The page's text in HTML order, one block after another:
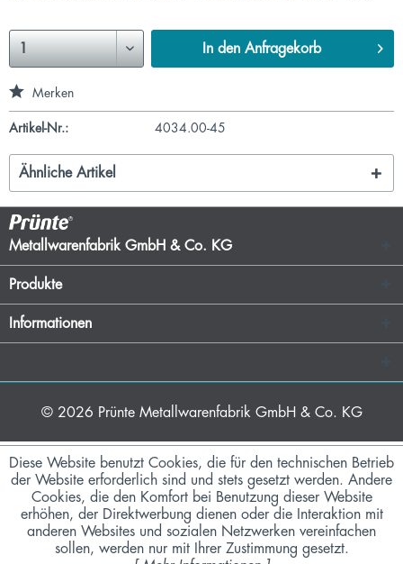
In den Anfragekorb
Merken
Artikel-Nr.: 4034.00-45
Ähnliche Artikel
Metallwarenfabrik GmbH & Co. KG
Produkte
Informationen
© 2026 Prünte Metallwarenfabrik GmbH & Co. KG
Diese Website benutzt Cookies, die für den technischen Betrieb
der Website erforderlich sind und stets gesetzt werden. Andere
Cookies, die den Komfort bei Benutzung dieser Website
erhöhen, der Direktwerbung dienen oder die Interaktion mit
anderen Websites und sozialen Netzwerken vereinfachen
sollen, werden nur mit Ihrer Zustimmung gesetzt.